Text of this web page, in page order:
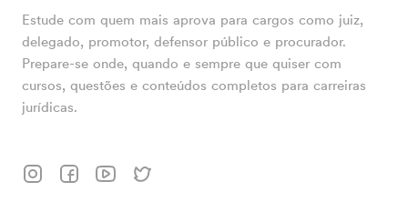
Estude com quem mais aprova para cargos como juiz,
delegado, promotor, defensor público e procurador.
Prepare-se onde, quando e sempre que quiser com
cursos, questões e conteúdos completos para carreiras
jurídicas.